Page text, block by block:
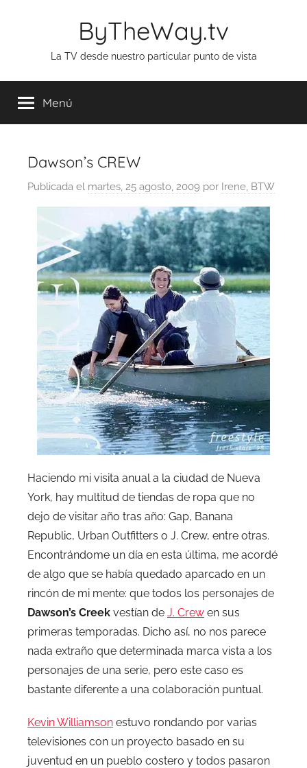
ByTheWay.tv
La TV desde nuestro particular punto de vista
Menú
Dawson’s CREW
Publicada el martes, 25 agosto, 2009 por Irene, BTW
Haciendo mi visita anual a la ciudad de Nueva
York, hay multitud de tiendas de ropa que no
dejo de visitar año tras año: Gap, Banana
Republic, Urban Outfitters o J. Crew, entre otras.
Encontrándome un día en esta última, me acordé
de algo que se había quedado aparcado en un
rincón de mi mente: que todos los personajes de
Dawson’s Creek vestían de J. Crew en sus
primeras temporadas. Dicho así, no nos parece
nada extraño que determinada marca vista a los
personajes de una serie, pero este caso es
bastante diferente a una colaboración puntual.
Kevin Williamson estuvo rondando por varias
televisiones con un proyecto basado en su
juventud en un pueblo costero y todos pasaron